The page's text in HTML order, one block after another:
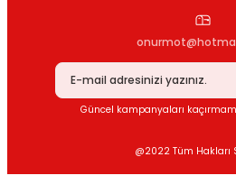
Güncel kampanyaları
@2022 Tüm Hakları